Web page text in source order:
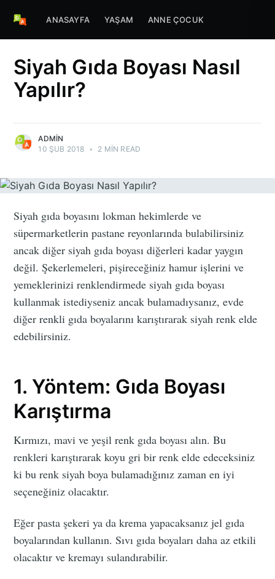
ANASAYFA YAŞAM ANNE ÇOCUK
Siyah Gıda Boyası Nasıl
Yapılır?
ADMIN
10 ŞUB 2018 • 2 MIN READ
Siyah gıda boyasını lokman hekimlerde ve
süpermarketlerin pastane reyonlarında bulabilirsiniz
ancak diğer siyah gıda boyası diğerleri kadar yaygın
değil. Şekerlemeleri, pişireceğiniz hamur işlerini ve
yemeklerinizi renklendirmede siyah gıda boyası
kullanmak istediyseniz ancak bulamadıysanız, evde
diğer renkli gıda boyalarını karıştırarak siyah renk elde
edebilirsiniz.
1. Yöntem: Gıda Boyası
Karıştırma
Kırmızı, mavi ve yeşil renk gıda boyası alın. Bu
renkleri karıştırarak koyu gri bir renk elde edeceksiniz
ki bu renk siyah boya bulamadığınız zaman en iyi
seçeneğiniz olacaktır.
Eğer pasta şekeri ya da krema yapacaksanız jel gıda
boyalarından kullanın. Sıvı gıda boyaları daha az etkili
olacaktır ve kremayı sulandırabilir.